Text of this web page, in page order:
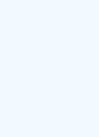
Hypotheek
van
pagina van